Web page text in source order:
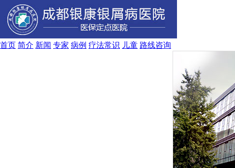
首页 简介 新闻 专家 病例 疗法常识 儿童 路线咨询